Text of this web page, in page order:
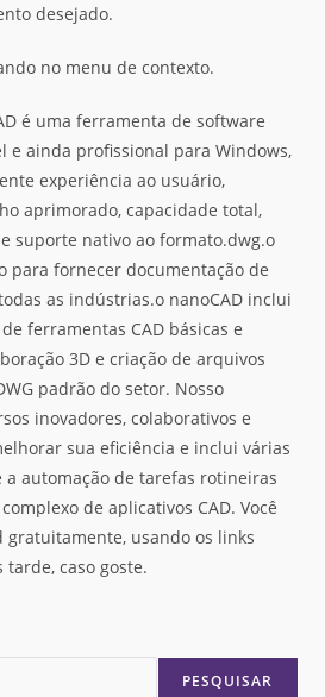
desejado.
no menu de contexto.
é uma ferramenta de software
e ainda profissional para Windows,
experiência ao usuário,
aprimorado, capacidade total,
suporte nativo ao formato.dwg.o
para fornecer documentação de
as indústrias.o nanoCAD inclui
ferramentas CAD básicas e
3D e criação de arquivos
padrão do setor. Nosso
inovadores, colaborativos e
sua eficiência e inclui várias
a automação de tarefas rotineiras
de aplicativos CAD. Você
gratuitamente, usando os links
caso goste.
PESQUISAR